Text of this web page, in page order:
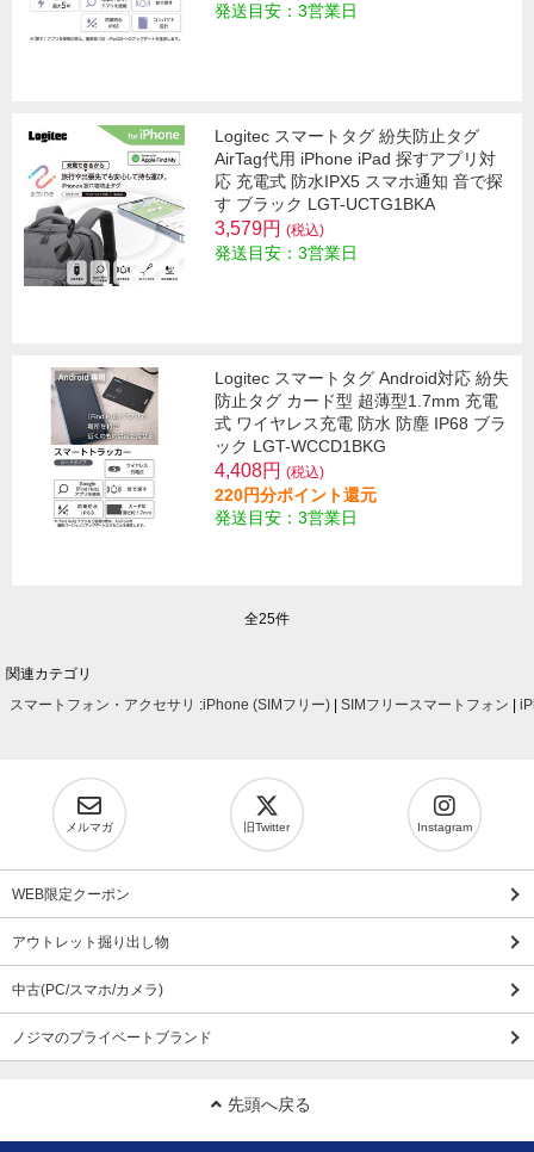
発送目安：3営業日
Logitec スマートタグ 紛失防止タグ
AirTag代用 iPhone iPad 探すアプリ対
応 充電式 防水IPX5 スマホ通知 音で探
す ブラック LGT-UCTG1BKA
3,579円 (税込)
発送目安：3営業日
Logitec スマートタグ Android対応 紛失
防止タグ カード型 超薄型1.7mm 充電
式 ワイヤレス充電 防水 防塵 IP68 ブラ
ック LGT-WCCD1BKG
4,408円 (税込)
220円分ポイント還元
発送目安：3営業日
全25件
関連カテゴリ
スマートフォン・アクセサリ :iPhone (SIMフリー) SIMフリースマートフォン
メルマガ 旧Twitter Instagram
WEB限定クーポン
アウトレット掘り出し物
中古(PC/スマホ/カメラ)
ノジマのプライベートブランド
先頭へ戻る